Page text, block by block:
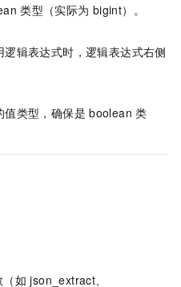
类型（实际为 bigint）。
辑表达式时，逻辑表达式右侧
值类型，确保是 boolean 类
（如 json_extract、